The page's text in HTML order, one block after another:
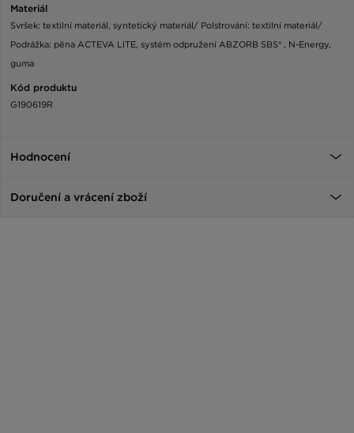
Materiál
Svršek: textilní materiál, syntetický materiál/ Polstrování: textilní materiál/
Podrážka: pěna ACTEVA LITE, systém odpružení ABZORB SBS® , N-Energy,
guma
Kód produktu
G190619R
Hodnocení
Doručení a vrácení zboží